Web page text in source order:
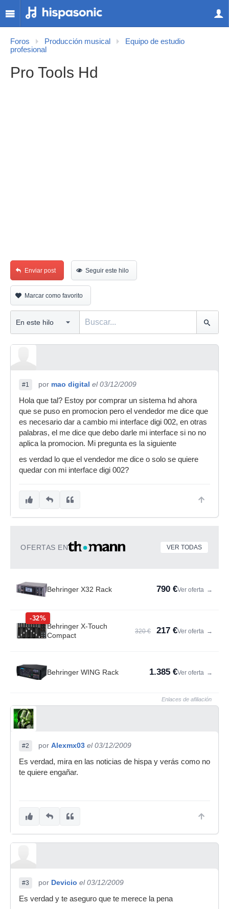
Foros Producción musical
Equipo de estudio
profesional
Pro Tools Hd
Enviar post Seguir este hilo
Marcar como favorito
#1 por mao digital el 03/12/2009
Hola que tal? Estoy por comprar un sistema hd ahora
que se puso en promocion pero el vendedor me dice que
es necesario dar a cambio mi interface digi 002, en otras
palabras, el me dice que debo darle mi interface si no no
aplica la promocion. Mi pregunta es la siguiente
es verdad lo que el vendedor me dice o solo se quiere
quedar con mi interface digi 002?
OFERTAS EN VER TODAS
Behringer X32 Rack 790 €Ver oferta →
-32%
Behringer X-Touch
Compact
320 € 217 €Ver oferta →
Behringer WING Rack 1.385 €Ver oferta →
Enlaces de afiliación
#2 por Alexmx03 el 03/12/2009
Es verdad, mira en las noticias de hispa y verás como no
te quiere engañar.
#3 por Devicio el 03/12/2009
Es verdad y te aseguro que te merece la pena